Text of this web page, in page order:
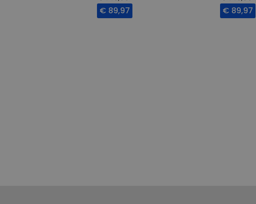
€ 89,97
€ 89,97